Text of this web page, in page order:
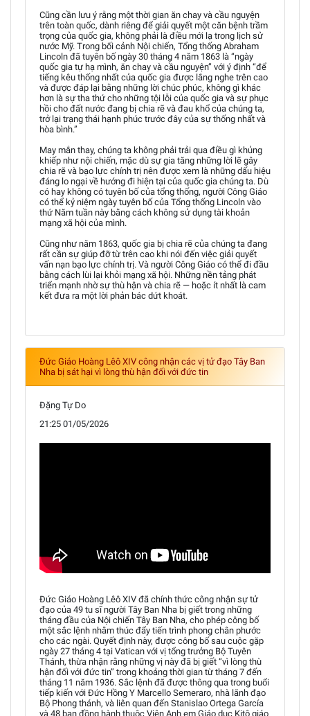
Cũng cần lưu ý rằng một thời gian ăn chay và cầu nguyện
trên toàn quốc, dành riêng để giải quyết một căn bệnh trầm
trọng của quốc gia, không phải là điều mới lạ trong lịch sử
nước Mỹ. Trong bối cảnh Nội chiến, Tổng thống Abraham
Lincoln đã tuyên bố ngày 30 tháng 4 năm 1863 là “ngày
quốc gia tự hạ mình, ăn chay và cầu nguyện” với ý định “để
tiếng kêu thống nhất của quốc gia được lắng nghe trên cao
và được đáp lại bằng những lời chúc phúc, không gì khác
hơn là sự tha thứ cho những tội lỗi của quốc gia và sự phục
hồi cho đất nước đang bị chia rẽ và đau khổ của chúng ta,
trở lại trạng thái hạnh phúc trước đây của sự thống nhất và
hòa bình.”
May mắn thay, chúng ta không phải trải qua điều gì khủng
khiếp như nội chiến, mặc dù sự gia tăng những lời lẽ gây
chia rẽ và bạo lực chính trị nên được xem là những dấu hiệu
đáng lo ngại về hướng đi hiện tại của quốc gia chúng ta. Dù
có hay không có tuyên bố của tổng thống, người Công Giáo
có thể kỷ niệm ngày tuyên bố của Tổng thống Lincoln vào
thứ Năm tuần này bằng cách không sử dụng tài khoản
mạng xã hội của mình.
Cũng như năm 1863, quốc gia bị chia rẽ của chúng ta đang
rất cần sự giúp đỡ từ trên cao khi nói đến việc giải quyết
vấn nạn bạo lực chính trị. Và người Công Giáo có thể đi đầu
bằng cách lùi lại khỏi mạng xã hội. Những nền tảng phát
triển mạnh nhờ sự thù hận và chia rẽ — hoặc ít nhất là cam
kết đưa ra một lời phản bác dứt khoát.
Đức Giáo Hoàng Lêô XIV công nhận các vị tử đạo Tây Ban
Nha bị sát hại vì lòng thù hận đối với đức tin
Đặng Tự Do
21:25 01/05/2026
Đức Giáo Hoàng Lêô XIV đã chính thức công nhận sự tử
đạo của 49 tu sĩ người Tây Ban Nha bị giết trong những
tháng đầu của Nội chiến Tây Ban Nha, cho phép công bố
một sắc lệnh nhằm thúc đẩy tiến trình phong chân phước
cho các ngài. Quyết định này, được công bố sau cuộc gặp
ngày 27 tháng 4 tại Vatican với vị tổng trưởng Bộ Tuyên
Thánh, thừa nhận rằng những vị này đã bị giết “vì lòng thù
hận đối với đức tin” trong khoảng thời gian từ tháng 7 đến
tháng 11 năm 1936. Sắc lệnh đã được thông qua trong buổi
tiếp kiến với Đức Hồng Y Marcello Semeraro, nhà lãnh đạo
Bộ Phong thánh, và liên quan đến Stanislao Ortega García
và 48 bạn đồng hành thuộc Viện Anh em Giáo dục Kitô giáo